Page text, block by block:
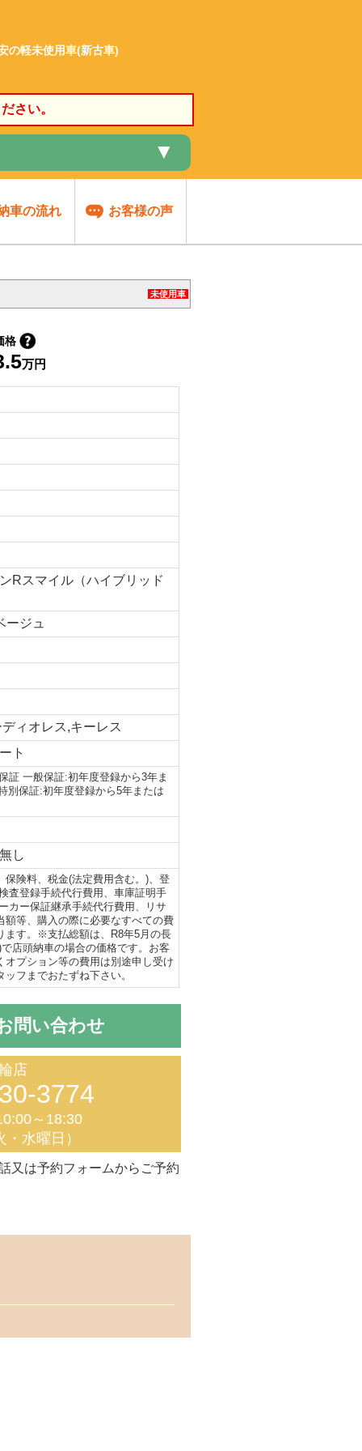
の軽未使用車(新古車)
さい。
▼
車の流れ お客様の声
未使用車
格
万円
Rスマイル（ハイブリッド
ージュ
ィオレス,キーレス
ト
証 一般保証:初年度登録から3年ま
別保証:初年度登録から5年または
し
険料、税金(法定費用含む。)、登
査登録手続代行費用、車庫証明手
カー保証継承手続代行費用、リサ
額等、購入の際に必要なすべての費
ます。※支払総額は、R8年5月の長
店頭納車の場合の価格です。お客
オプション等の費用は別途申し受け
フまでおたずね下さい。
問い合わせ
店
3774
～18:30
水曜日）
又は予約フォームからご予約